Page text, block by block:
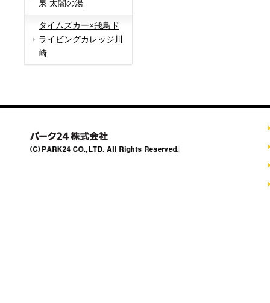
泉 太閤の湯
タイムズカー×飛鳥ド
ライビングカレッジ川
崎